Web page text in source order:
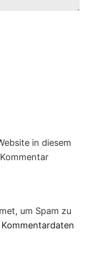
in diesem
um Spam zu